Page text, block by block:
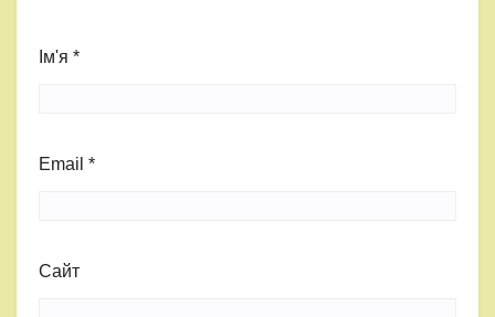
Ім'я *
Email *
Сайт